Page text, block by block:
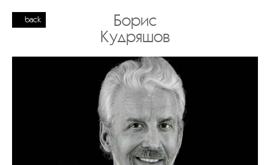
back
Борис
Кудряшов